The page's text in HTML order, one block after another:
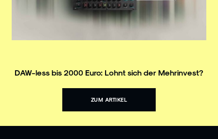
DAW-less bis 2000 Euro: Lohnt sich der Mehrinvest?
ZUM ARTIKEL